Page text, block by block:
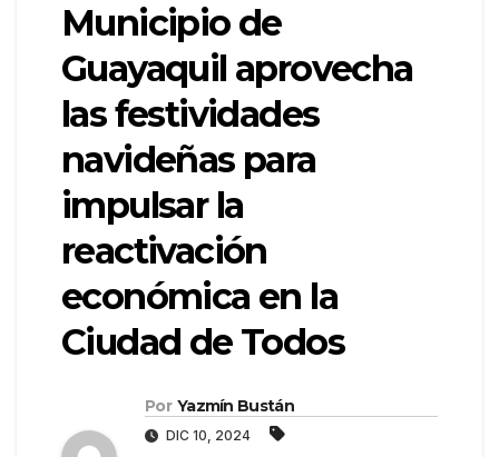
Municipio de
Guayaquil aprovecha
las festividades
navideñas para
impulsar la
reactivación
económica en la
Ciudad de Todos
Por Yazmín Bustán
DIC 10, 2024